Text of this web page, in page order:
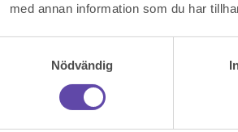
med annan information som du har
Nödvändig